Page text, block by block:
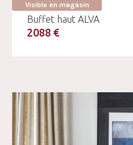
Visible en magasin
Buffet haut ALVA
2088 €